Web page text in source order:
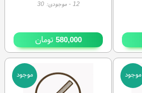
12 - موجودی:30
580,000 تومان
موجود موجود